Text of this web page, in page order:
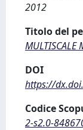
2012
Titolo del
MULTISCALE
DOI
https://
Codice
2-s2.0-